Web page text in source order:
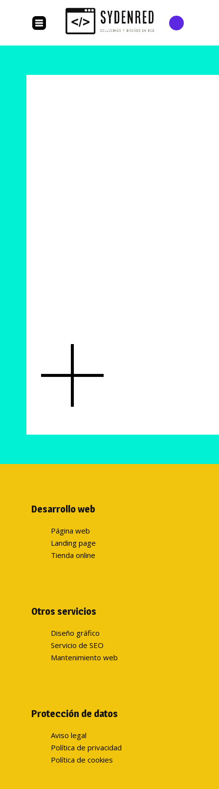
Desarrollo web
Página web
Landing page
Tienda online
Otros servicios
Diseño gráfico
Servicio de SEO
Mantenimiento web
Protección de datos
Aviso legal
Política de privacidad
Política de cookies